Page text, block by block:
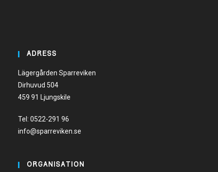
ADRESS
Lägergården Sparreviken
Dirhuvud 504
459 91 Ljungskile
Tel:0522-291 96
info@sparreviken.se
ORGANISATION